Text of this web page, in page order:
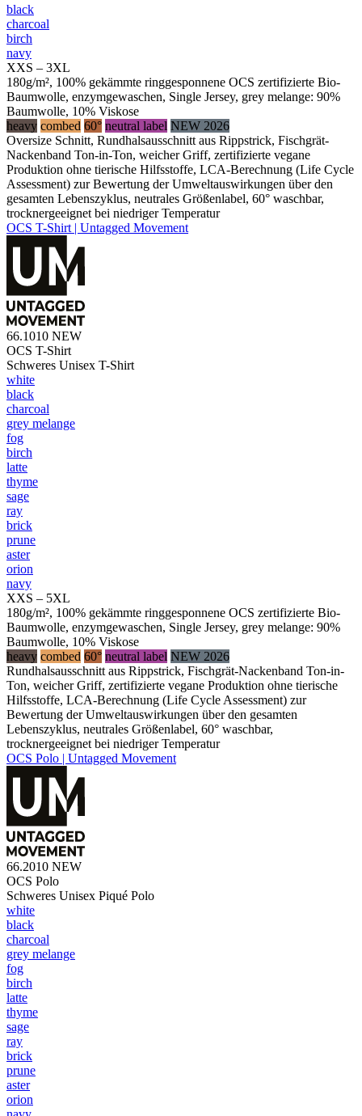
black
charcoal
birch
navy
XXS – 3XL
180g/m², 100% gekämmte ringgesponnene OCS zertifizierte Bio-
Baumwolle, enzymgewaschen, Single Jersey, grey melange: 90%
Baumwolle, 10% Viskose
heavy combed 60° neutral label NEW 2026
Oversize Schnitt, Rundhalsausschnitt aus Rippstrick, Fischgrät-
Nackenband Ton-in-Ton, weicher Griff, zertifizierte vegane
Produktion ohne tierische Hilfsstoffe, LCA-Berechnung (Life Cycle
Assessment) zur Bewertung der Umweltauswirkungen über den
gesamten Lebenszyklus, neutrales Größenlabel, 60° waschbar,
trocknergeeignet bei niedriger Temperatur
OCS T-Shirt | Untagged Movement
66.1010 NEW
OCS T-Shirt
Schweres Unisex T-Shirt
white
black
charcoal
grey melange
fog
birch
latte
thyme
sage
ray
brick
prune
aster
orion
navy
XXS – 5XL
180g/m², 100% gekämmte ringgesponnene OCS zertifizierte Bio-
Baumwolle, enzymgewaschen, Single Jersey, grey melange: 90%
Baumwolle, 10% Viskose
heavy combed 60° neutral label NEW 2026
Rundhalsausschnitt aus Rippstrick, Fischgrät-Nackenband Ton-in-
Ton, weicher Griff, zertifizierte vegane Produktion ohne tierische
Hilfsstoffe, LCA-Berechnung (Life Cycle Assessment) zur
Bewertung der Umweltauswirkungen über den gesamten
Lebenszyklus, neutrales Größenlabel, 60° waschbar,
trocknergeeignet bei niedriger Temperatur
OCS Polo | Untagged Movement
66.2010 NEW
OCS Polo
Schweres Unisex Piqué Polo
white
black
charcoal
grey melange
fog
birch
latte
thyme
sage
ray
brick
prune
aster
orion